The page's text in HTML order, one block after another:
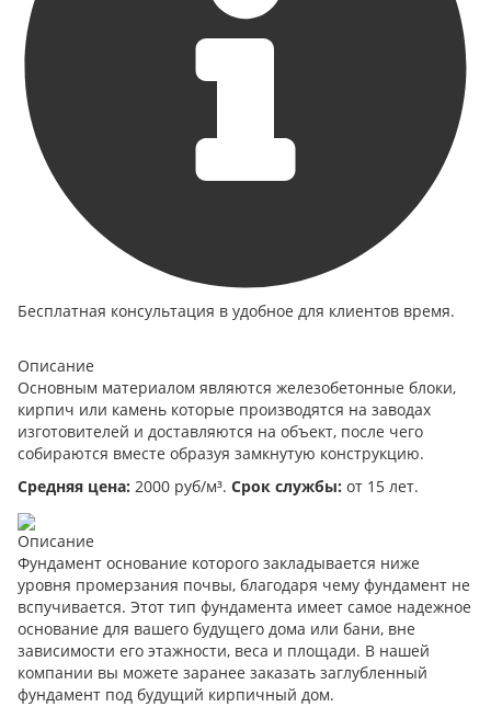
Бесплатная консультация в удобное для клиентов время.
Описание
Основным материалом являются железобетонные блоки,
кирпич или камень которые производятся на заводах
изготовителей и доставляются на объект, после чего
собираются вместе образуя замкнутую конструкцию.
Средняя цена: 2000 руб/м³. Срок службы: от 15 лет.
Описание
Фундамент основание которого закладывается ниже
уровня промерзания почвы, благодаря чему фундамент не
вспучивается. Этот тип фундамента имеет самое надежное
основание для вашего будущего дома или бани, вне
зависимости его этажности, веса и площади. В нашей
компании вы можете заранее заказать заглубленный
фундамент под будущий кирпичный дом.